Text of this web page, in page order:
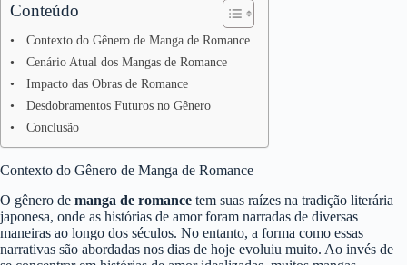
Conteúdo
Contexto do Gênero de Manga de Romance
Cenário Atual dos Mangas de Romance
Impacto das Obras de Romance
Desdobramentos Futuros no Gênero
Conclusão
Contexto do Gênero de Manga de Romance
O gênero de manga de romance tem suas raízes na tradição literária
japonesa, onde as histórias de amor foram narradas de diversas
maneiras ao longo dos séculos. No entanto, a forma como essas
narrativas são abordadas nos dias de hoje evoluiu muito. Ao invés de